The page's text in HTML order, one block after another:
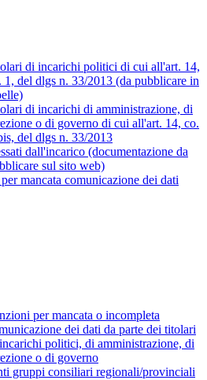
di incarichi politici di cui all'art. 14,
1, del dlgs n. 33/2013 (da pubblicare in
di incarichi di amministrazione, di
o di governo di cui all'art. 14, co.
del dlgs n. 33/2013
dall'incarico (documentazione da
sul sito web)
mancata comunicazione dei dati
per mancata o incompleta
dei dati da parte dei titolari
politici, di amministrazione, di
o di governo
gruppi consiliari regionali/provinciali